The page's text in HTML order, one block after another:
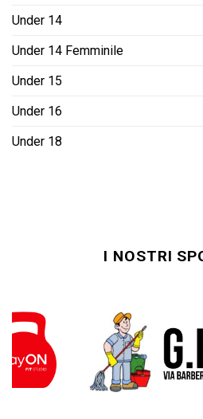
Under 14
Under 14 Femminile
Under 15
Under 16
Under 18
I NOSTRI